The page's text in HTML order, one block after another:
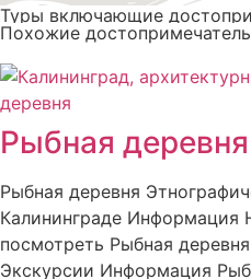
Туры включающие
Похожие
Рыбная деревня
Рыбная деревня
Калининграде Информация
посмотреть Рыбная
Экскурсии Информация